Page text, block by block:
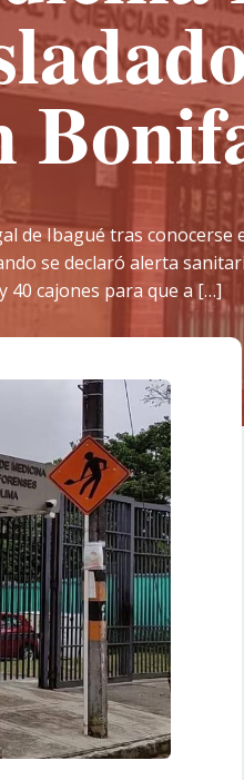
de Ibagué tras
se declaró alerta
40 cajones para que a […]